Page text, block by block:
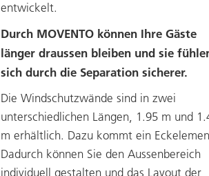
entwickelt.
Durch MOVENTO können Ihre Gäste
länger draussen bleiben und sie
sich durch die Separation sicherer.
Die Windschutzwände sind in zwei
unterschiedlichen Längen, 1.95 m und
m erhältlich. Dazu kommt ein
Dadurch können Sie den Aussenbereich
individuell gestalten und das Layout der